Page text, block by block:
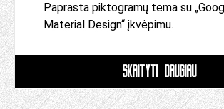
Paprasta piktogramų tema su
Material Design“ įkvėpimu.
SKAITYTI DAUGIAU